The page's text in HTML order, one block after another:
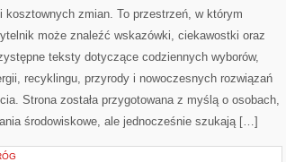
kosztownych zmian. To przestrzeń, w którym
może znaleźć wskazówki, ciekawostki oraz
teksty dotyczące codziennych wyborów,
recyklingu, przyrody i nowoczesnych rozwiązań
Strona została przygotowana z myślą o osobach,
środowiskowe, ale jednocześnie szukają […]